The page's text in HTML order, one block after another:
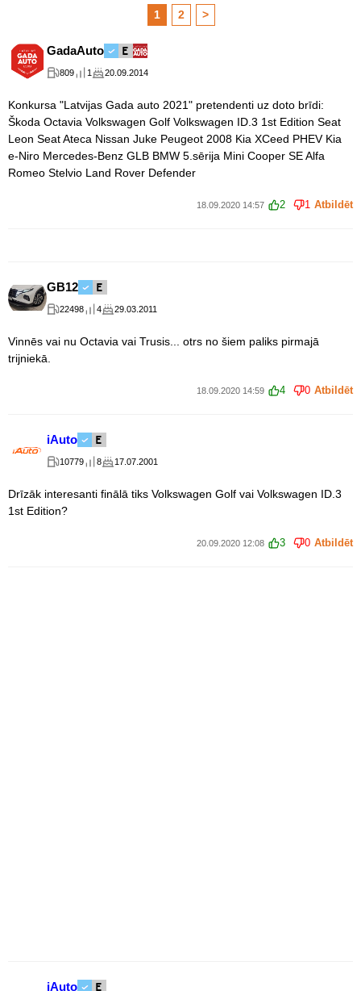
1 2 >
GadaAuto
809 1 20.09.2014
Konkursa "Latvijas Gada auto 2021" pretendenti uz doto brīdi:
Škoda Octavia Volkswagen Golf Volkswagen ID.3 1st Edition Seat
Leon Seat Ateca Nissan Juke Peugeot 2008 Kia XCeed PHEV Kia
e-Niro Mercedes-Benz GLB BMW 5.sērija Mini Cooper SE Alfa
Romeo Stelvio Land Rover Defender
18.09.2020 14:57 2 1 Atbildēt
GB12
22498 4 29.03.2011
Vinnēs vai nu Octavia vai Trusis... otrs no šiem paliks pirmajā
trijniekā.
18.09.2020 14:59 4 0 Atbildēt
iAuto
10779 8 17.07.2001
Drīzāk interesanti finālā tiks Volkswagen Golf vai Volkswagen ID.3
1st Edition?
20.09.2020 12:08 3 0 Atbildēt
iAuto